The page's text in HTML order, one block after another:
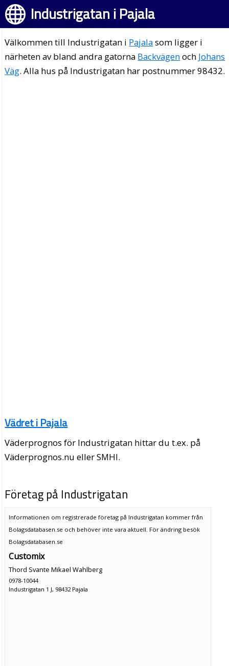
Industrigatan i Pajala
Välkommen till Industrigatan i Pajalasom ligger i
närheten av bland andra gatorna Backvägenoch Johans
Väg. Alla hus på Industrigatan har postnummer 98432.
Vädret i Pajala
Väderprognos för Industrigatan hittar du t.ex. på
Väderprognos.nu eller SMHI.
Företag på Industrigatan
Informationen om registrerade företag på Industrigatan kommer från
Bolagsdatabasen.se och behöver inte vara aktuell. För ändring besök
Bolagsdatabasen.se
Customix
Thord Svante Mikael Wahlberg
0978-10044
Industrigatan 1 J, 98432 Pajala